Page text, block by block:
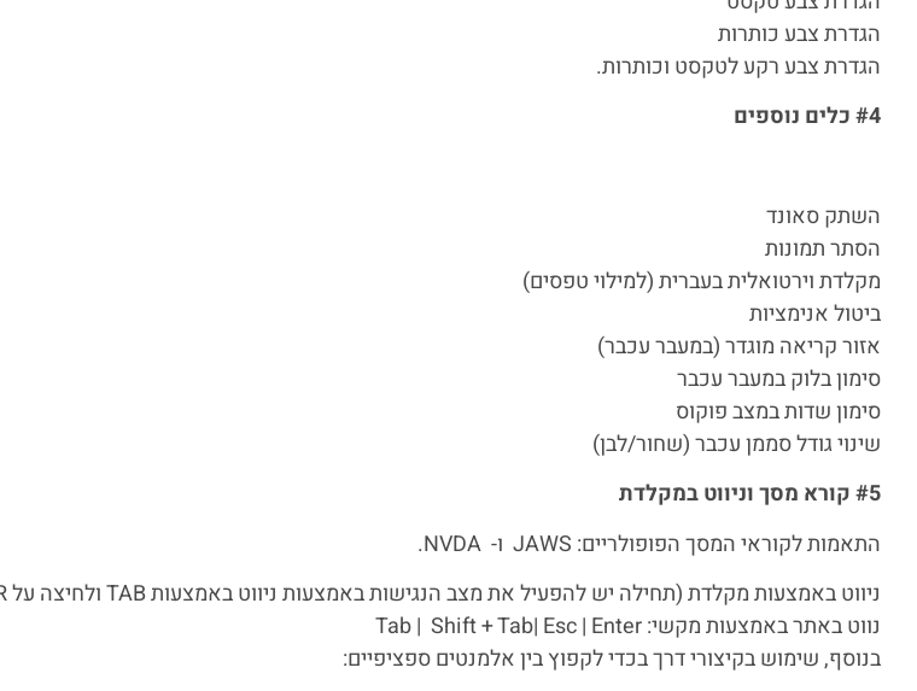
הגדרת צבע כותרות
הגדרת צבע רקע לטקסט וכותרות.
#4 כלים נוספים
השתק סאונד
הסתר תמונות
מקלדת וירטואלית בעברית (למילוי טפסים)
ביטול אנימציות
אזור קריאה מוגדר (במעבר עכבר)
סימון בלוק במעבר עכבר
סימון שדות במצב פוקוס
שינוי גודל סממן עכבר (שחור/לבן)
#5 קורא מסך וניווט במקלדת
התאמות לקוראי המסך הפופולריים: JAWS ו- NVDA.
ניווט באמצעות מקלדת (תחילה יש להפעיל את מצב הנגישות באמצעות ניווט באמצעות TAB ולחיצה על ENTER להפעלה):
נווט באתר באמצעות מקשי: Tab | Shift + Tab| Esc | Enter
בנוסף, שימוש בקיצורי דרך בכדי לקפוץ בין אלמנטים ספציפיים: